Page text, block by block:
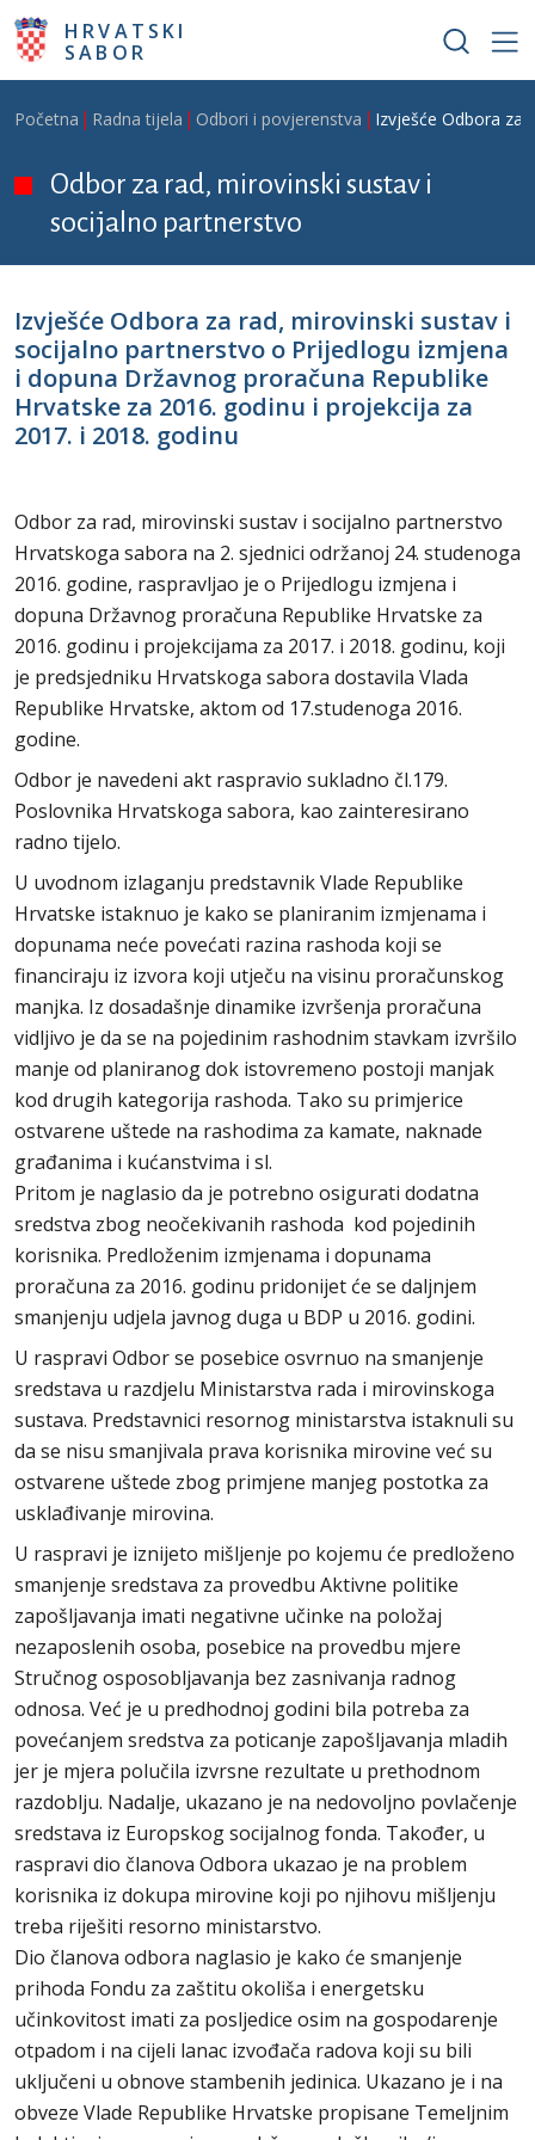
Skoči na glavni sadržaj
HRVATSKI
SABOR
Breadcrumb
Početna Radna tijela Odbori i povjerenstva Izvješće Odbora za
Odbor za rad, mirovinski sustav i
socijalno partnerstvo
Izvješće Odbora za rad, mirovinski sustav i
socijalno partnerstvo o Prijedlogu izmjena
i dopuna Državnog proračuna Republike
Hrvatske za 2016. godinu i projekcija za
2017. i 2018. godinu
Odbor za rad, mirovinski sustav i socijalno partnerstvo
Hrvatskoga sabora na 2. sjednici održanoj 24. studenoga
2016. godine, raspravljao je o Prijedlogu izmjena i
dopuna Državnog proračuna Republike Hrvatske za
2016. godinu i projekcijama za 2017. i 2018. godinu, koji
je predsjedniku Hrvatskoga sabora dostavila Vlada
Republike Hrvatske, aktom od 17.studenoga 2016.
godine.
Odbor je navedeni akt raspravio sukladno čl.179.
Poslovnika Hrvatskoga sabora, kao zainteresirano
radno tijelo.
U uvodnom izlaganju predstavnik Vlade Republike
Hrvatske istaknuo je kako se planiranim izmjenama i
dopunama neće povećati razina rashoda koji se
financiraju iz izvora koji utječu na visinu proračunskog
manjka. Iz dosadašnje dinamike izvršenja proračuna
vidljivo je da se na pojedinim rashodnim stavkam izvršilo
manje od planiranog dok istovremeno postoji manjak
kod drugih kategorija rashoda. Tako su primjerice
ostvarene uštede na rashodima za kamate, naknade
građanima i kućanstvima i sl.
Pritom je naglasio da je potrebno osigurati dodatna
sredstva zbog neočekivanih rashoda kod pojedinih
korisnika. Predloženim izmjenama i dopunama
proračuna za 2016. godinu pridonijet će se daljnjem
smanjenju udjela javnog duga u BDP u 2016. godini.
U raspravi Odbor se posebice osvrnuo na smanjenje
sredstava u razdjelu Ministarstva rada i mirovinskoga
sustava. Predstavnici resornog ministarstva istaknuli su
da se nisu smanjivala prava korisnika mirovine već su
ostvarene uštede zbog primjene manjeg postotka za
usklađivanje mirovina.
U raspravi je iznijeto mišljenje po kojemu će predloženo
smanjenje sredstava za provedbu Aktivne politike
zapošljavanja imati negativne učinke na položaj
nezaposlenih osoba, posebice na provedbu mjere
Stručnog osposobljavanja bez zasnivanja radnog
odnosa. Već je u predhodnoj godini bila potreba za
povećanjem sredstva za poticanje zapošljavanja mladih
jer je mjera polučila izvrsne rezultate u prethodnom
razdoblju. Nadalje, ukazano je na nedovoljno povlačenje
sredstava iz Europskog socijalnog fonda. Također, u
raspravi dio članova Odbora ukazao je na problem
korisnika iz dokupa mirovine koji po njihovu mišljenju
treba riješiti resorno ministarstvo.
Dio članova odbora naglasio je kako će smanjenje
prihoda Fondu za zaštitu okoliša i energetsku
učinkovitost imati za posljedice osim na gospodarenje
otpadom i na cijeli lanac izvođača radova koji su bili
uključeni u obnove stambenih jedinica. Ukazano je i na
obveze Vlade Republike Hrvatske propisane Temeljnim